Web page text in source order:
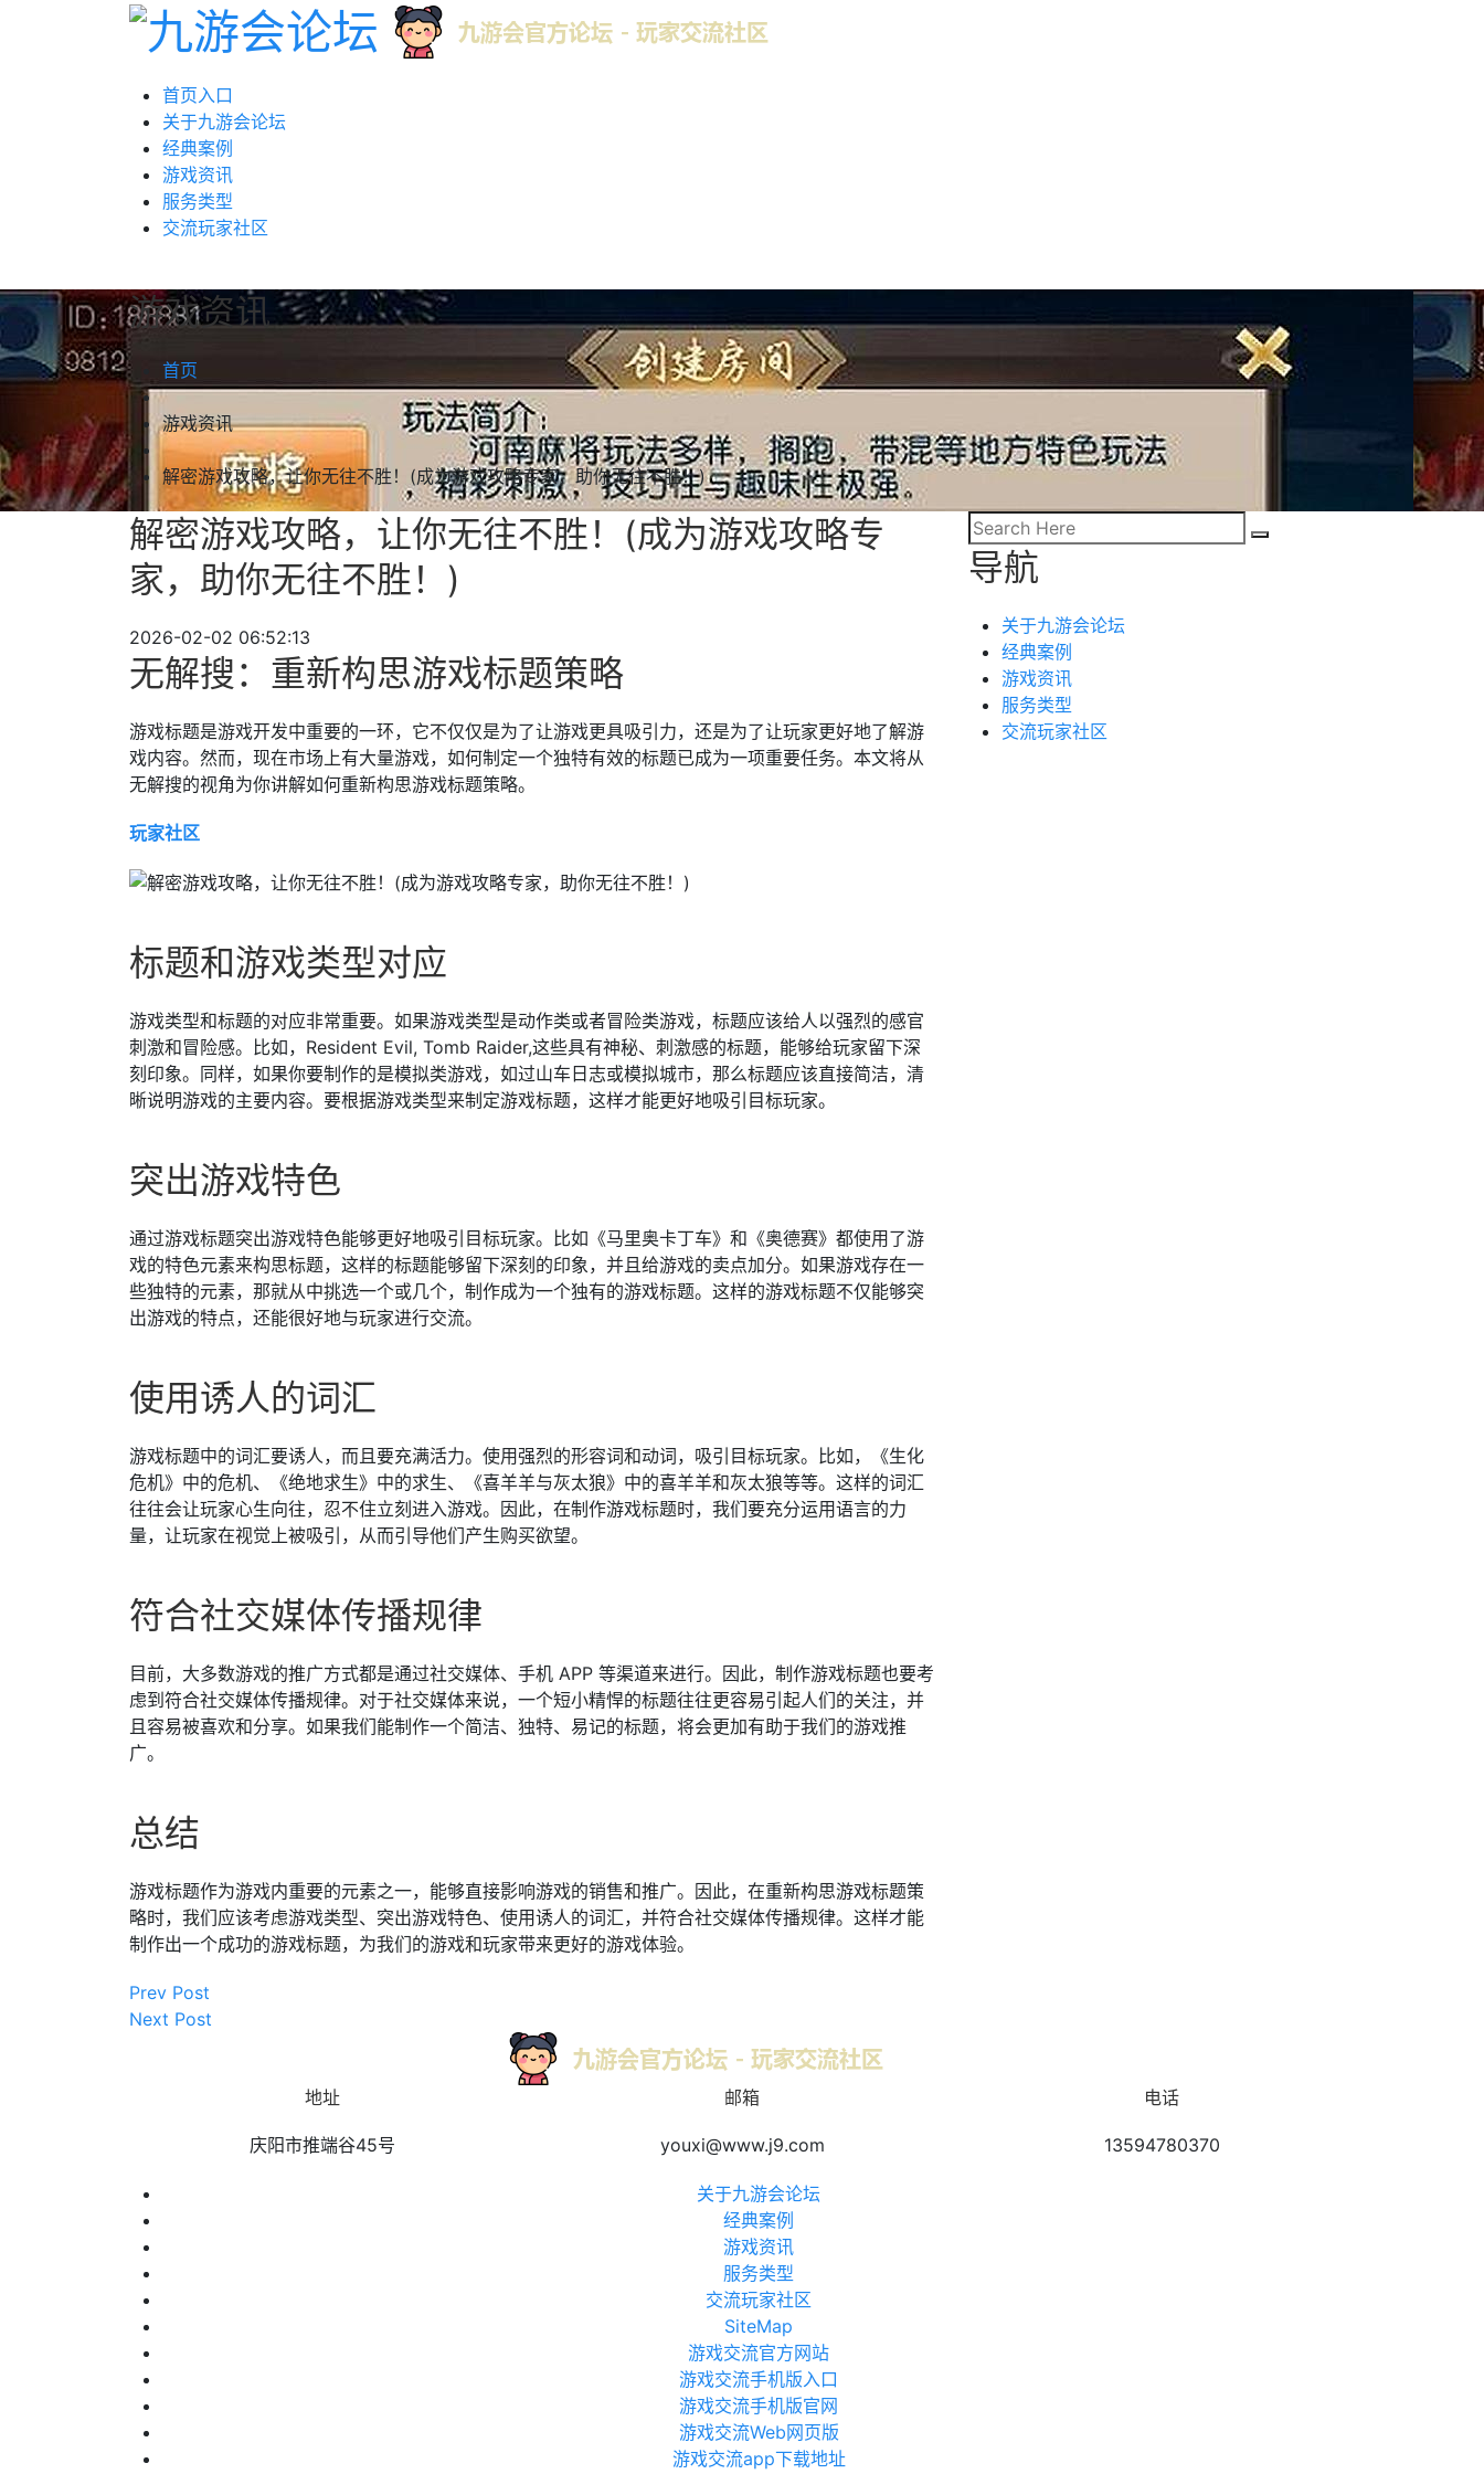
首页入口
关于九游会论坛
经典案例
游戏资讯
服务类型
交流玩家社区
游戏资讯
首页
游戏资讯
解密游戏攻略，让你无往不胜！(成为游戏攻略专家，助你无往不胜！)
解密游戏攻略，让你无往不胜！(成为游戏攻略专
家，助你无往不胜！)
2026-02-02 06:52:13
无解搜：重新构思游戏标题策略
游戏标题是游戏开发中重要的一环，它不仅仅是为了让游戏更具吸引力，还是为了让玩家更好地了解游
戏内容。然而，现在市场上有大量游戏，如何制定一个独特有效的标题已成为一项重要任务。本文将从
无解搜的视角为你讲解如何重新构思游戏标题策略。
玩家社区
标题和游戏类型对应
游戏类型和标题的对应非常重要。如果游戏类型是动作类或者冒险类游戏，标题应该给人以强烈的感官
刺激和冒险感。比如，Resident Evil, Tomb Raider,这些具有神秘、刺激感的标题，能够给玩家留下深
刻印象。同样，如果你要制作的是模拟类游戏，如过山车日志或模拟城市，那么标题应该直接简洁，清
晰说明游戏的主要内容。要根据游戏类型来制定游戏标题，这样才能更好地吸引目标玩家。
突出游戏特色
通过游戏标题突出游戏特色能够更好地吸引目标玩家。比如《马里奥卡丁车》和《奥德赛》都使用了游
戏的特色元素来构思标题，这样的标题能够留下深刻的印象，并且给游戏的卖点加分。如果游戏存在一
些独特的元素，那就从中挑选一个或几个，制作成为一个独有的游戏标题。这样的游戏标题不仅能够突
出游戏的特点，还能很好地与玩家进行交流。
使用诱人的词汇
游戏标题中的词汇要诱人，而且要充满活力。使用强烈的形容词和动词，吸引目标玩家。比如，《生化
危机》中的危机、《绝地求生》中的求生、《喜羊羊与灰太狼》中的喜羊羊和灰太狼等等。这样的词汇
往往会让玩家心生向往，忍不住立刻进入游戏。因此，在制作游戏标题时，我们要充分运用语言的力
量，让玩家在视觉上被吸引，从而引导他们产生购买欲望。
符合社交媒体传播规律
目前，大多数游戏的推广方式都是通过社交媒体、手机 APP 等渠道来进行。因此，制作游戏标题也要考
虑到符合社交媒体传播规律。对于社交媒体来说，一个短小精悍的标题往往更容易引起人们的关注，并
且容易被喜欢和分享。如果我们能制作一个简洁、独特、易记的标题，将会更加有助于我们的游戏推
广。
总结
游戏标题作为游戏内重要的元素之一，能够直接影响游戏的销售和推广。因此，在重新构思游戏标题策
略时，我们应该考虑游戏类型、突出游戏特色、使用诱人的词汇，并符合社交媒体传播规律。这样才能
制作出一个成功的游戏标题，为我们的游戏和玩家带来更好的游戏体验。
Prev Post
Next Post
导航
关于九游会论坛
经典案例
游戏资讯
服务类型
交流玩家社区
地址
庆阳市推端谷45号
邮箱
youxi@www.j9.com
电话
13594780370
关于九游会论坛
经典案例
游戏资讯
服务类型
交流玩家社区
SiteMap
游戏交流官方网站
游戏交流手机版入口
游戏交流手机版官网
游戏交流Web网页版
游戏交流app下载地址